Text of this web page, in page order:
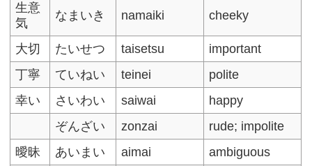
生意
気
なまいき namaiki cheeky
大切 たいせつ taisetsu
important
丁寧
ていねい teinei
polite
幸い
さいわい saiwai
happy
ぞんざい
zonzai
rude; impolite
曖昧
あいまい aimai
ambiguous